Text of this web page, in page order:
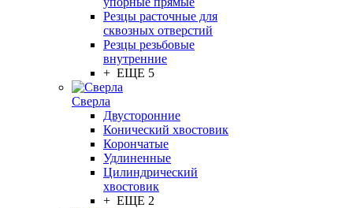
Резцы расточные для
сквозных отверстий
Резцы резьбовые
внутренние
+ ЕЩЕ 5
Сверла
Двусторонние
Конический хвостовик
Корончатые
Удлиненные
Цилиндрический
хвостовик
+ ЕЩЕ 2